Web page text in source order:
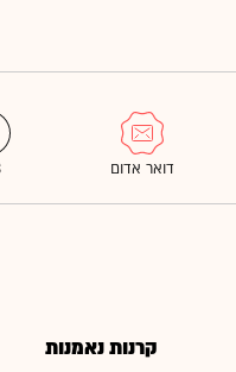
קרנות נאמנות